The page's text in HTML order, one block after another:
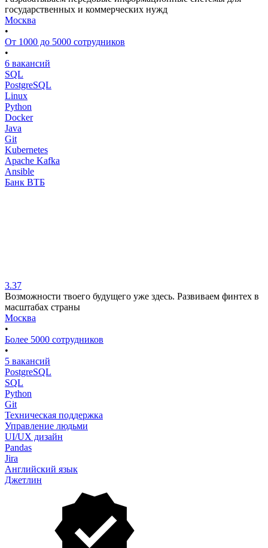
государственных и коммерческих нужд
Москва
•
От 1000 до 5000 сотрудников
•
6 вакансий
SQL
PostgreSQL
Linux
Python
Docker
Java
Git
Kubernetes
Apache Kafka
Ansible
Банк ВТБ
3.37
Возможности твоего будущего уже здесь. Развиваем финтех в
масштабах страны
Москва
•
Более 5000 сотрудников
•
5 вакансий
PostgreSQL
SQL
Python
Git
Техническая поддержка
Управление людьми
UI/UX дизайн
Pandas
Jira
Английский язык
Джетлин